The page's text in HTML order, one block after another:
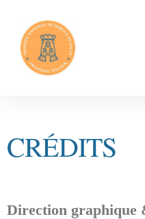
CRÉDITS
Direction graphique